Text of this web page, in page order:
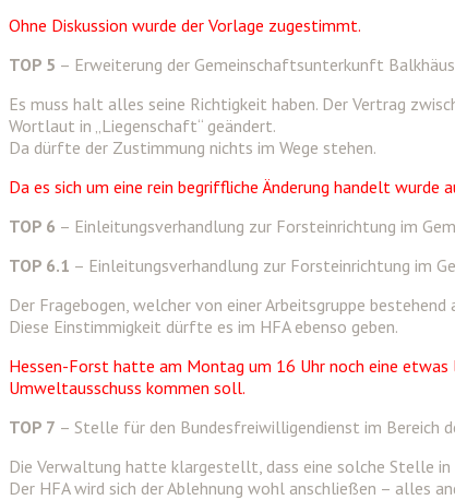
Ohne Diskussion wurde der Vorlage zugestimmt.
TOP 5 – Erweiterung der Gemeinschaftsunterkunft
Es muss halt alles seine Richtigkeit haben. Der Vertrag
Wortlaut in „Liegenschaft“ geändert.
Da dürfte der Zustimmung nichts im Wege stehen.
Da es sich um eine rein begriffliche Änderung handelt wurde
TOP 6 – Einleitungsverhandlung zur Forsteinrichtung im
TOP 6.1 – Einleitungsverhandlung zur Forsteinrichtung im
Der Fragebogen, welcher von einer Arbeitsgruppe
Diese Einstimmigkeit dürfte es im HFA ebenso geben.
Hessen-Forst hatte am Montag um 16 Uhr noch eine etwas
Umweltausschuss kommen soll.
TOP 7 – Stelle für den Bundesfreiwilligendienst im Bereich
Die Verwaltung hatte klargestellt, dass eine solche Stelle in
Der HFA wird sich der Ablehnung wohl anschließen – alles